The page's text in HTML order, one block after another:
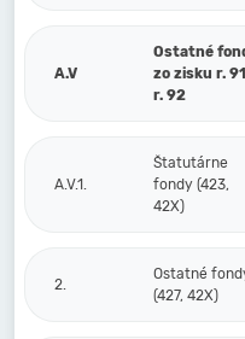
A.V
Ostatné
zo zisku r.
r. 92
A.V.1.
Štatutárne
fondy (423,
42X)
2.
Ostatné
(427, 42X)